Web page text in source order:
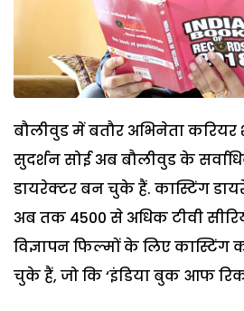
बौलीवुड में बतौर अभिनेता
सुदर्शन सोई अब बौलीवुड के
डायरेक्टर बन चुके हैं. कास्टिंग
अब तक 4500 से अधिक टीवी
विज्ञापन फिल्मों के लिए कास्टिंग
चुके हैं, जो कि ‘इंडिया बुक आफ